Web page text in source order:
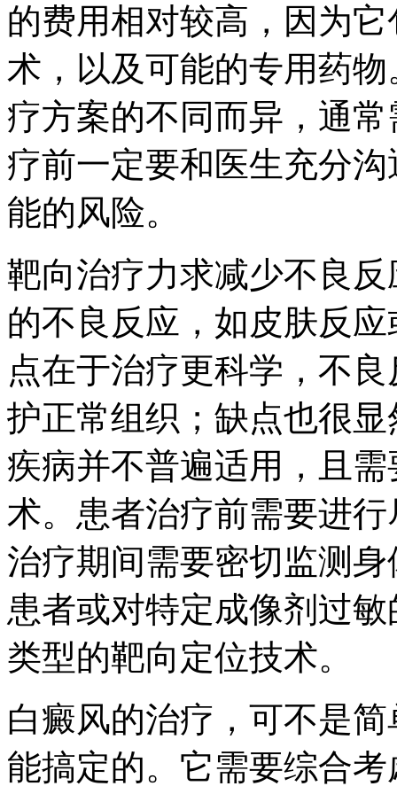
的费用相对较高，因为
术，以及可能的专用药
疗方案的不同而异，通
疗前一定要和医生充分
能的风险。
靶向治疗力求减少不良
的不良反应，如皮肤反
点在于治疗更科学，不
护正常组织；缺点也很
疾病并不普遍适用，且
术。患者治疗前需要进
治疗期间需要密切监测
患者或对特定成像剂过
类型的靶向定位技术。
白癜风的治疗，可不是
能搞定的。它需要综合